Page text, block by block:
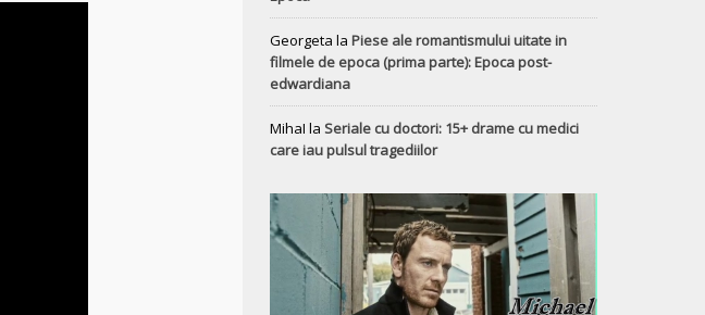
Georgeta la Piese ale romantismului uitate in
filmele de epoca (prima parte): Epoca post-
edwardiana
MihaI la Seriale cu doctori: 15+ drame cu medici
care iau pulsul tragediilor